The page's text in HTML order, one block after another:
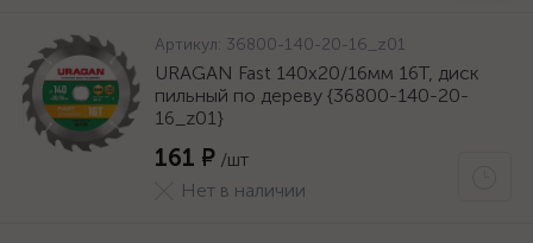
Артикул: 36800-140-20-16_z01
URAGAN Fast 140x20/16мм 16Т, диск
пильный по дереву {36800-140-20-
16_z01}
161 ₽ /шт
Нет в наличии